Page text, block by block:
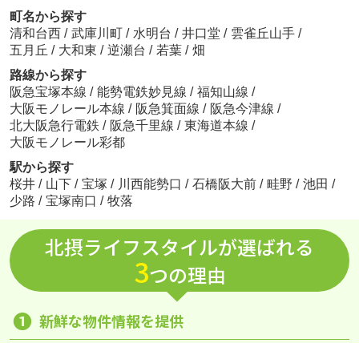
町名から探す
清和台西 / 武庫川町 / 水明台 / 井口堂 / 雲雀丘山手 /
五月丘 / 大和東 / 逆瀬台 / 若葉 / 畑
路線から探す
阪急宝塚本線 / 能勢電鉄妙見線 / 福知山線 /
大阪モノレール本線 / 阪急箕面線 / 阪急今津線 /
北大阪急行電鉄 / 阪急千里線 / 東海道本線 /
大阪モノレール彩都
駅から探す
桜井 / 山下 / 宝塚 / 川西能勢口 / 石橋阪大前 / 畦野 / 池田 /
少路 / 宝塚南口 / 牧落
北摂ライフスタイルが選ばれる
3つの理由
❶ 新鮮な物件情報を提供